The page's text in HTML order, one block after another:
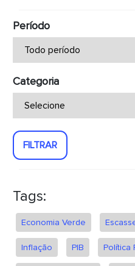
Período
Categoria
FILTRAR
Tags:
Economia Verde
Inflação PIB Política